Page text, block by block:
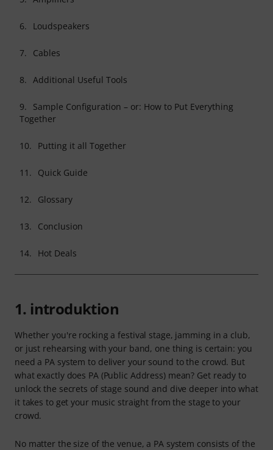
6. Loudspeakers
7. Cables
8. Additional Useful Tools
9.
Sample Configuration – or: How to Put Everything
Together
10. Putting it all Together
11. Quick Guide
12. Glossary
13. Conclusion
14. Hot Deals
1. introduktion
Whether you're rocking a festival stage, jamming in a club,
or just rehearsing with your band, one thing is certain: you
need a PA system to deliver your sound to the crowd. But
what exactly does PA (Public Address) mean? Get ready to
unlock the secrets of stage sound and dive deeper into what
it takes to get your music straight from the stage to your
crowd.
No matter the size of the venue, a PA system consists of the